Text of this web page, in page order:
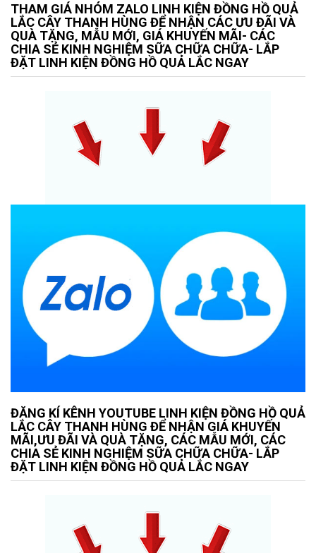
THAM GIÁ NHÓM ZALO LINH KIỆN ĐỒNG HỒ QUẢ
LẮC CÂY THANH HÙNG ĐỂ NHẬN CÁC ƯU ĐÃI VÀ
QUÀ TẶNG, MẪU MỚI, GIÁ KHUYẾN MÃI- CÁC
CHIA SẺ KINH NGHIỆM SỮA CHỮA CHỮA- LẮP
ĐẶT LINH KIỆN ĐỒNG HỒ QUẢ LẮC NGAY
ĐĂNG KÍ KÊNH YOUTUBE LINH KIỆN ĐỒNG HỒ QUẢ
LẮC CÂY THANH HÙNG ĐỂ NHẬN GIÁ KHUYẾN
MÃI,ƯU ĐÃI VÀ QUÀ TẶNG, CÁC MẪU MỚI, CÁC
CHIA SẺ KINH NGHIỆM SỮA CHỮA CHỮA- LẮP
ĐẶT LINH KIỆN ĐỒNG HỒ QUẢ LẮC NGAY